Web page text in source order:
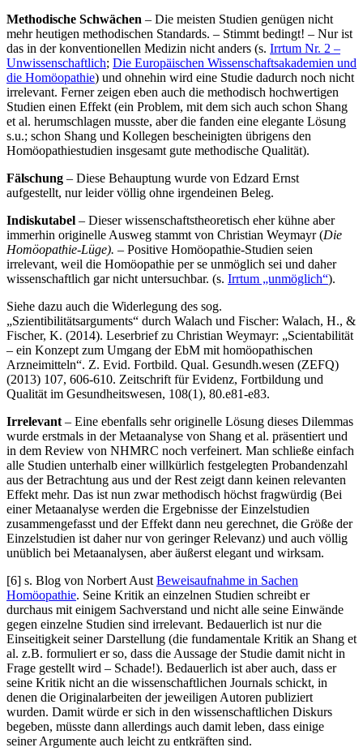
Methodische Schwächen – Die meisten Studien genügen nicht
mehr heutigen methodischen Standards. – Stimmt bedingt! – Nur ist
das in der konventionellen Medizin nicht anders (s. Irrtum Nr. 2 –
Unwissenschaftlich; Die Europäischen Wissenschaftsakademien und
die Homöopathie) und ohnehin wird eine Studie dadurch noch nicht
irrelevant. Ferner zeigen eben auch die methodisch hochwertigen
Studien einen Effekt (ein Problem, mit dem sich auch schon Shang
et al. herumschlagen musste, aber die fanden eine elegante Lösung
s.u.; schon Shang und Kollegen bescheinigten übrigens den
Homöopathiestudien insgesamt gute methodische Qualität).
Fälschung – Diese Behauptung wurde von Edzard Ernst
aufgestellt, nur leider völlig ohne irgendeinen Beleg.
Indiskutabel – Dieser wissenschaftstheoretisch eher kühne aber
immerhin originelle Ausweg stammt von Christian Weymayr (Die
Homöopathie-Lüge). – Positive Homöopathie-Studien seien
irrelevant, weil die Homöopathie per se unmöglich sei und daher
wissenschaftlich gar nicht untersuchbar. (s. Irrtum „unmöglich“).
Siehe dazu auch die Widerlegung des sog.
„Szientibilitätsarguments“ durch Walach und Fischer: Walach, H., &
Fischer, K. (2014). Leserbrief zu Christian Weymayr: „Scientabilität
– ein Konzept zum Umgang der EbM mit homöopathischen
Arzneimitteln“. Z. Evid. Fortbild. Qual. Gesundh.wesen (ZEFQ)
(2013) 107, 606-610. Zeitschrift für Evidenz, Fortbildung und
Qualität im Gesundheitswesen, 108(1), 80.e81-e83.
Irrelevant – Eine ebenfalls sehr originelle Lösung dieses Dilemmas
wurde erstmals in der Metaanalyse von Shang et al. präsentiert und
in dem Review von NHMRC noch verfeinert. Man schließe einfach
alle Studien unterhalb einer willkürlich festgelegten Probandenzahl
aus der Betrachtung aus und der Rest zeigt dann keinen relevanten
Effekt mehr. Das ist nun zwar methodisch höchst fragwürdig (Bei
einer Metaanalyse werden die Ergebnisse der Einzelstudien
zusammengefasst und der Effekt dann neu gerechnet, die Größe der
Einzelstudien ist daher nur von geringer Relevanz) und auch völlig
unüblich bei Metaanalysen, aber äußerst elegant und wirksam.
[6] s. Blog von Norbert Aust Beweisaufnahme in Sachen
Homöopathie. Seine Kritik an einzelnen Studien schreibt er
durchaus mit einigem Sachverstand und nicht alle seine Einwände
gegen einzelne Studien sind irrelevant. Bedauerlich ist nur die
Einseitigkeit seiner Darstellung (die fundamentale Kritik an Shang et
al. z.B. formuliert er so, dass die Aussage der Studie damit nicht in
Frage gestellt wird – Schade!). Bedauerlich ist aber auch, dass er
seine Kritik nicht an die wissenschaftlichen Journals schickt, in
denen die Originalarbeiten der jeweiligen Autoren publiziert
wurden. Damit würde er sich in den wissenschaftlichen Diskurs
begeben, müsste dann allerdings auch damit leben, dass einige
seiner Argumente auch leicht zu entkräften sind.